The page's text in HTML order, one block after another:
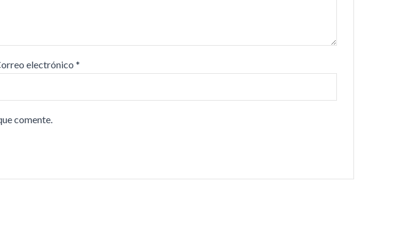
electrónico*
comente.